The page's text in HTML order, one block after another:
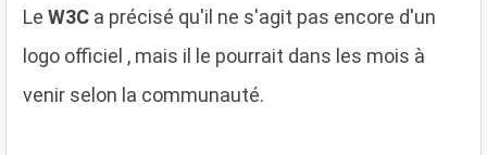
Le W3C a précisé qu'il ne s'agit pas encore d'un
logo officiel , mais il le pourrait dans les mois à
venir selon la communauté.